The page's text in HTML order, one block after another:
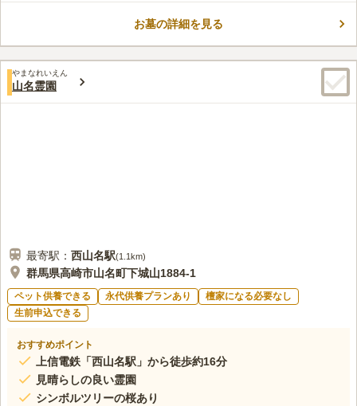
みんなの評価
4.0 口コミ1件
40代男性
霊園が高台にあり、赤城山がよく見える。付近に赤城山の風景を
邪魔する建物や木々が全くないので、霊園からの赤城山の見映えはかなり
良い。
お墓の詳細を見る
やまなれいえん
山名霊園
最寄駅： 西山名駅(1.1km)
群馬県高崎市山名町下城山1884-1
ペット供養できる 永代供養プランあり
檀家になる必要なし
生前申込できる
おすすめポイント
上信電鉄「西山名駅」から徒歩約16分
見晴らしの良い霊園
シンボルツリーの桜あり